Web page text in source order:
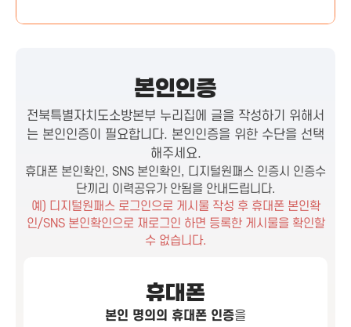
본인인증
전북특별자치도소방본부 누리집에 글을 작성하기 위해서
는 본인인증이 필요합니다. 본인인증을 위한 수단을 선택
해주세요.
휴대폰 본인확인, SNS 본인확인, 디지털원패스 인증시 인증수
단끼리 이력공유가 안됨을 안내드립니다.
예) 디지털원패스 로그인으로 게시물 작성 후 휴대폰 본인확
인/SNS 본인확인으로 재로그인 하면 등록한 게시물을 확인할
수 없습니다.
휴대폰
본인 명의의 휴대폰 인증을